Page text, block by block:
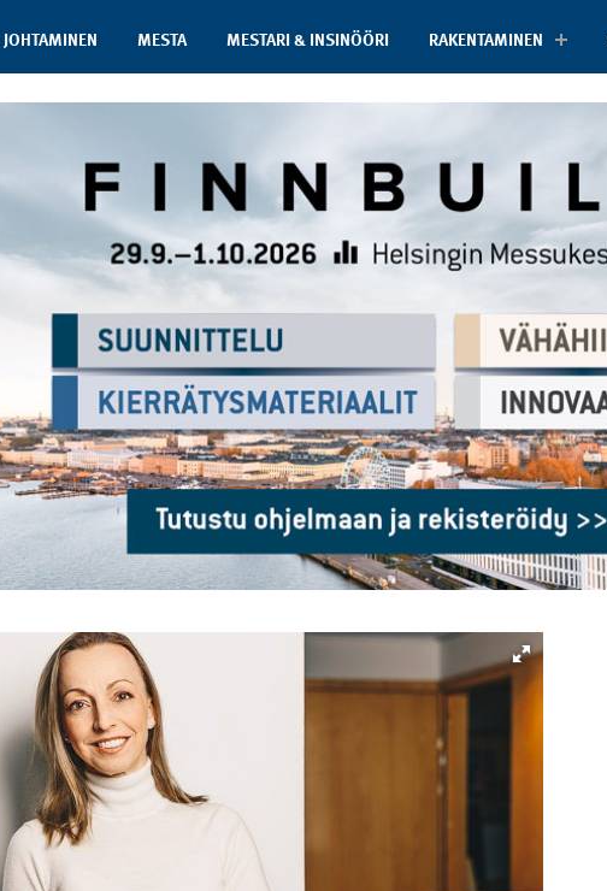
JOHTAMINEN MESTA MESTARI & INSINÖÖRI RAKENTAMINEN